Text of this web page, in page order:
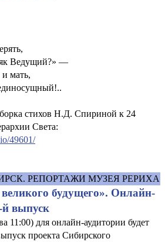
Ведущий?» —
мать,
стихов Н.Д. Спириной к 24
Света:
49601/
РЕПОРТАЖИ МУЗЕЯ РЕРИХА
будущего». Онлайн-
выпуск
11:00) для онлайн-аудитории будет
проекта Сибирского